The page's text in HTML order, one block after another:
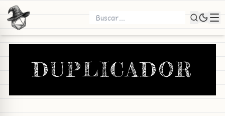
DUPLICADOR